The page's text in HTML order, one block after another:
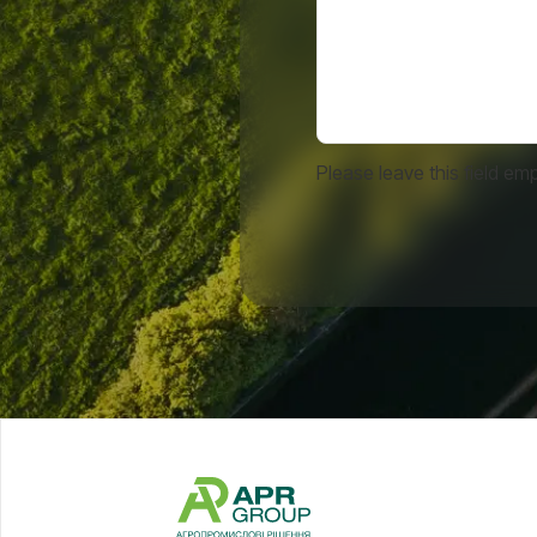
Please leave this field